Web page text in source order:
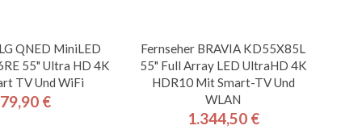
QNED MiniLED
55" Ultra HD 4K
TV Und WiFi
Preis
€
Fernseher BRAVIA KD55X85L
55" Full Array LED UltraHD 4K
HDR10 Mit Smart-TV Und
WLAN
Preis
1.344,50 €